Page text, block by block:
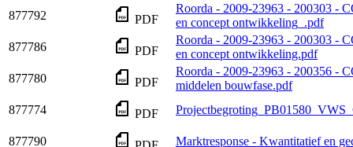
877792 PDF
Roorda - 2009-23963 - 200303 -
en concept ontwikkeling_.pdf
877786
PDF
Roorda - 2009-23963 - 200303 -
en concept ontwikkeling.pdf
877780
PDF
Roorda - 2009-23963 - 200356 -
middelen bouwfase.pdf
877774
PDF
877790 Marktresponse - Kwantitatief en